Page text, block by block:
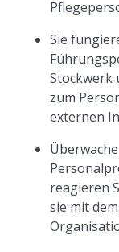
Sie
Stockwerk
zum
externen
reagieren
sie mit